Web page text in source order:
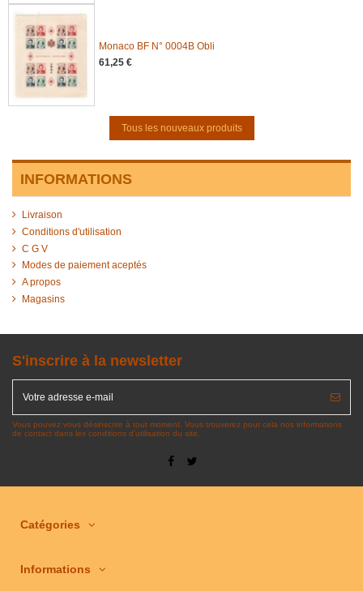
Monaco BF N° 0004B Obli
61,25 €
Tous les nouveaux produits
INFORMATIONS
Livraison
Conditions d'utilisation
C G V
Modes de paiement aceptés
A propos
Magasins
S'inscrire à la newsletter
Vous pouvez vous désinscrire à tout moment. Vous trouverez pour cela nos informations
de contact dans les conditions d'utilisation du site.
Catégories
Informations